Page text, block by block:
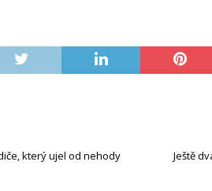
který ujel od nehody
Ještě